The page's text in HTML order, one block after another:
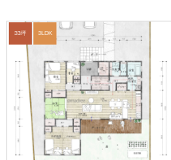
33坪 3LDK